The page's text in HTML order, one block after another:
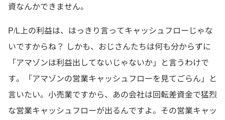
資なんかできません。
P/L上の利益は、はっきり言ってキャッシュフローじゃな
いですからね？ しかも、おじさんたちは何も分からずに
「アマゾンは利益出してないじゃないか」と言うわけで
す。「アマゾンの営業キャッシュフローを見てごらん」と
言いたい。小売業ですから、あの会社は回転差資金で猛烈
な営業キャッシュフローが出るんですよ。その営業キャッ